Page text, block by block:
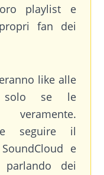
playlist e
fan dei
like alle
solo se le
veramente.
seguire il
e
dei